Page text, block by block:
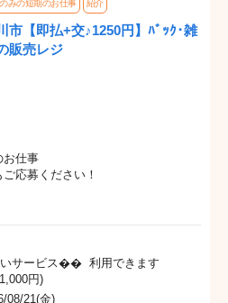
みの短期のお仕事 紹介
市【即払+交♪1250円】ﾊﾞｯｸ･雑
販売レジ
お仕事
応募ください！
サービス�� 利用できます
円)
08/21(金)